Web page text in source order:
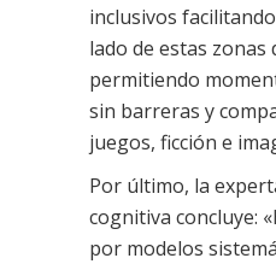
inclusivos
lado de estas
permitiendo
sin barreras y
juegos, ficción e
Por último, la
cognitiva concluye:
por modelos